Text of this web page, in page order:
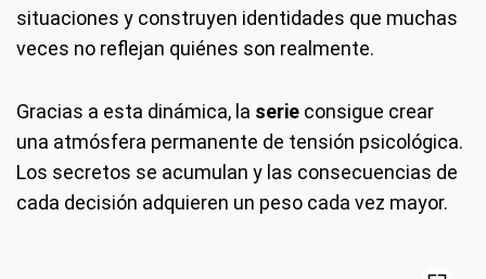
situaciones y construyen identidades que muchas
veces no reflejan quiénes son realmente.
Gracias a esta dinámica, la serie consigue crear
una atmósfera permanente de tensión psicológica.
Los secretos se acumulan y las consecuencias de
cada decisión adquieren un peso cada vez mayor.